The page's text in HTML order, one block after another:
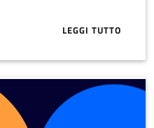
LEGGI TUTTO
ABOUT